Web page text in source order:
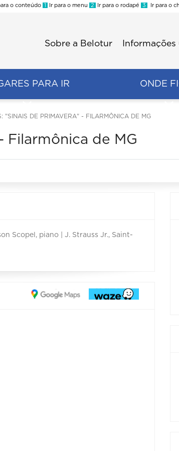
o conteúdo 1 Ir para o menu 2 Ir para o rodapé 3 Ir para o
Sobre a Belotur Informações
PARA IR ONDE
"SINAIS DE PRIMAVERA" - FILARMÔNICA DE MG
Filarmônica de MG
Scopel, piano | J. Strauss Jr., Saint-